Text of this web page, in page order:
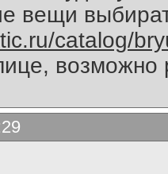
вещи
catalog/